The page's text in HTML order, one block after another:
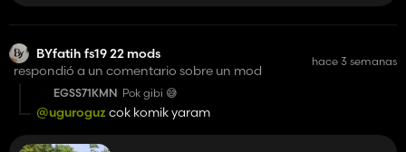
BYfatih fs19 22 mods
respondió a un comentario sobre un mod
hace 3 semanas
EGSS71KMN Pok gibi 😅
@uguroguzcok komik yaram